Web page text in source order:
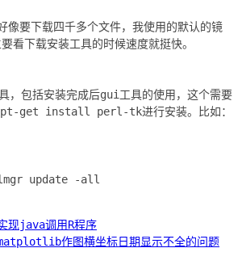
像要下载四千多个文件，我使用的默认的镜
看下载安装工具的时候速度就挺快。
，包括安装完成后gui工具的使用，这个需要
get install perl-tk进行安装。比如：
tlmgr update -all
现java调用R程序
作图横坐标日期显示不全的问题